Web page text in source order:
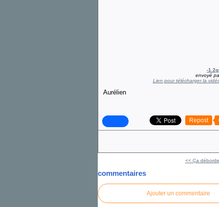
-
envoyé
Lien pour télécharger la
Aurélien
Repost
<< Ça
commentaires
Ajouter un commentaire